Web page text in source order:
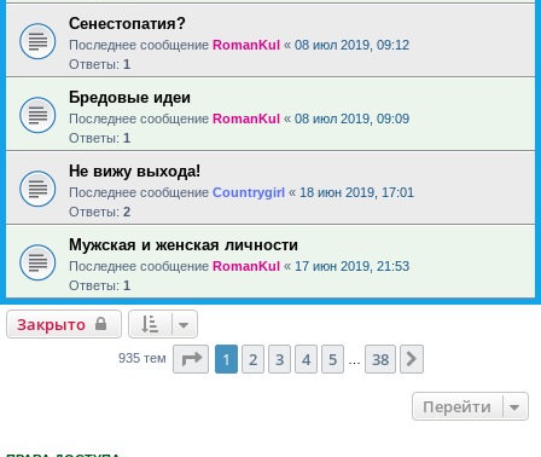
Сенестопатия?
Последнее сообщение RomanKul « 08 июл 2019, 09:12
Ответы: 1
Бредовые идеи
Последнее сообщение RomanKul « 08 июл 2019, 09:09
Ответы: 1
Не вижу выхода!
Последнее сообщение Countrygirl « 18 июн 2019, 17:01
Ответы: 2
Мужская и женская личности
Последнее сообщение RomanKul « 17 июн 2019, 21:53
Ответы: 1
Закрыто
935 тем Страница из 38
1 2 3 4 5 38
Перейти